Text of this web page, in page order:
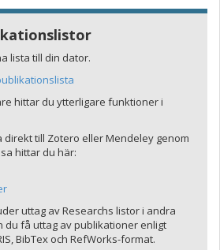
lista till din dator.
hittar du ytterligare funktioner i
till Zotero eller Mendeley genom
hittar du här:
uttag av Researchs listor i andra
du få uttag av publikationer enligt
BibTex och RefWorks-format.